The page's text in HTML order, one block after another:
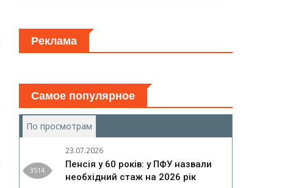
Реклама
Самое популярное
По просмотрам
3514
23.07.2026
Пенсія у 60 років: у ПФУ назвали
необхідний стаж на 2026 рік